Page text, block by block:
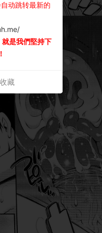
动跳转最新的
是我們堅持下
藏